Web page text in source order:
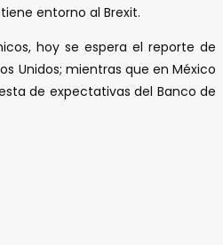
entorno al Brexit.
hoy se espera el reporte de
Unidos; mientras que en México
de expectativas del Banco de